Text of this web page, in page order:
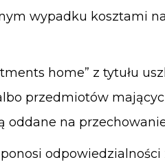
wypadku kosztami
home” z tytułu
przedmiotów
oddane na
ponosi